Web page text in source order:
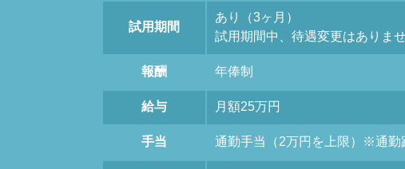
試用期間
あり（3ヶ月）
試用期間中、待遇変更はありませ
報酬 年俸制
給与 月額25万円
手当 通勤手当（2万円を上限）※通勤